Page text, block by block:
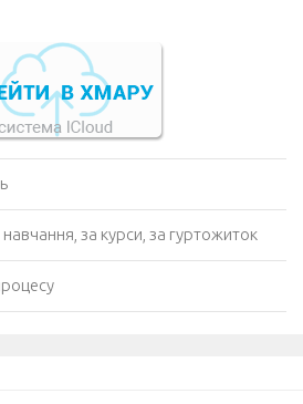
за курси, за гуртожиток